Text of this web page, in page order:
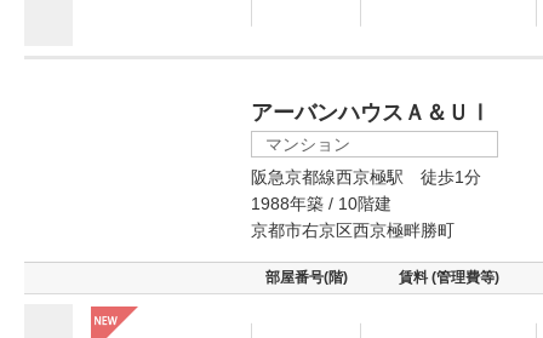
アーバンハウスＡ＆ＵⅠ
マンション
阪急京都線西京極駅 徒歩1分
1988年築 / 10階建
京都市右京区西京極畔勝町
部屋番号(階) 賃料 (管理費等)